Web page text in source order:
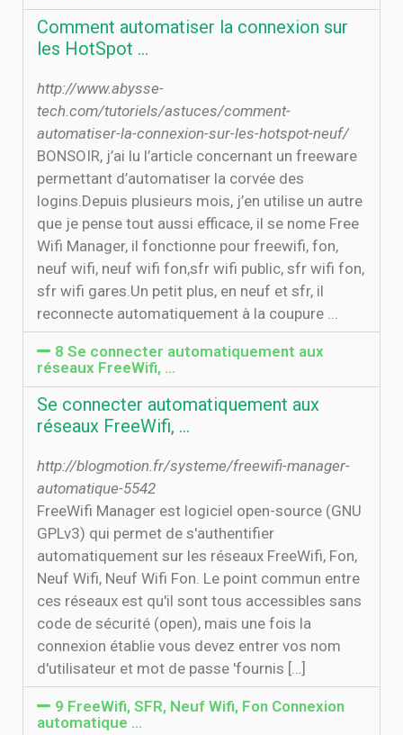
Comment automatiser la connexion sur
les HotSpot …
http://www.abysse-
tech.com/tutoriels/astuces/comment-
automatiser-la-connexion-sur-les-hotspot-neuf/
BONSOIR, j’ai lu l’article concernant un freeware
permettant d’automatiser la corvée des
logins.Depuis plusieurs mois, j’en utilise un autre
que je pense tout aussi efficace, il se nome Free
Wifi Manager, il fonctionne pour freewifi, fon,
neuf wifi, neuf wifi fon,sfr wifi public, sfr wifi fon,
sfr wifi gares.Un petit plus, en neuf et sfr, il
reconnecte automatiquement à la coupure ...
8 Se connecter automatiquement aux
réseaux FreeWifi, …
Se connecter automatiquement aux
réseaux FreeWifi, …
http://blogmotion.fr/systeme/freewifi-manager-
automatique-5542
FreeWifi Manager est logiciel open-source (GNU
GPLv3) qui permet de s'authentifier
automatiquement sur les réseaux FreeWifi, Fon,
Neuf Wifi, Neuf Wifi Fon. Le point commun entre
ces réseaux est qu'il sont tous accessibles sans
code de sécurité (open), mais une fois la
connexion établie vous devez entrer vos nom
d'utilisateur et mot de passe 'fournis […]
9 FreeWifi, SFR, Neuf Wifi, Fon Connexion
automatique …